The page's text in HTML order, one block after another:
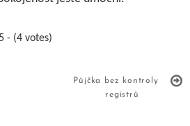
- (4 votes)
Půjčka bez kontroly
registrů